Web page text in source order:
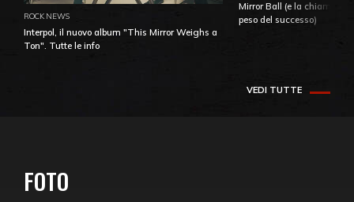
ROCK NEWS
Interpol, il nuovo album "This Mirror Weighs a
Ton". Tutte le info
Mirror Ball (e la chiamata
peso del successo)
VEDI TUTTE
FOTO